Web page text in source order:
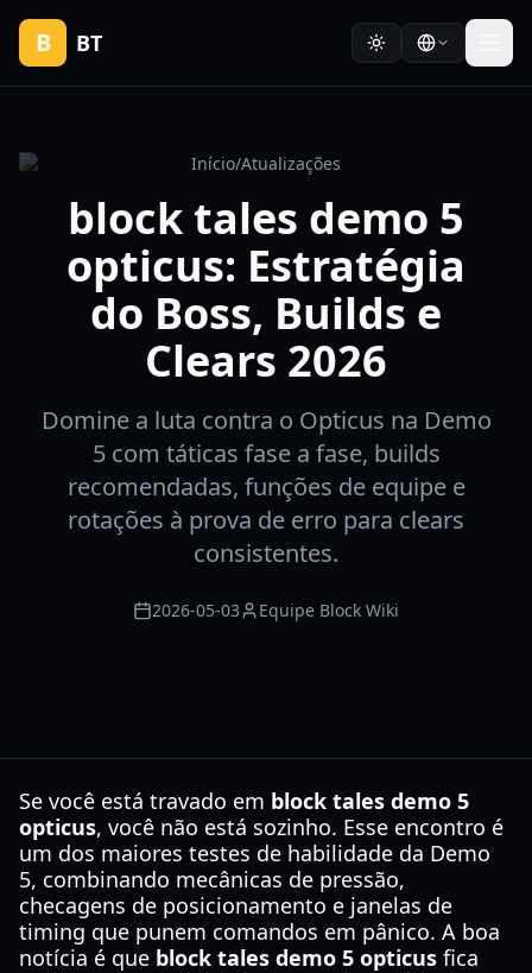
B BT
Início/Atualizações
block tales demo 5
opticus: Estratégia
do Boss, Builds e
Clears 2026
Domine a luta contra o Opticus na Demo
5 com táticas fase a fase, builds
recomendadas, funções de equipe e
rotações à prova de erro para clears
consistentes.
2026-05-03 Equipe Block Wiki
Se você está travado em block tales demo 5
opticus, você não está sozinho. Esse encontro é
um dos maiores testes de habilidade da Demo
5, combinando mecânicas de pressão,
checagens de posicionamento e janelas de
timing que punem comandos em pânico. A boa
notícia é que block tales demo 5 opticus fica